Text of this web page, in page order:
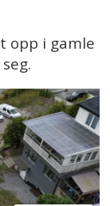
opp i gamle